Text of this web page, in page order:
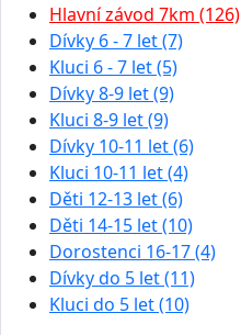
Hlavní závod 7km (126)
Dívky 6 - 7 let (7)
Kluci 6 - 7 let (5)
Dívky 8-9 let (9)
Kluci 8-9 let (9)
Dívky 10-11 let (6)
Kluci 10-11 let (4)
Děti 12-13 let (6)
Děti 14-15 let (10)
Dorostenci 16-17 (4)
Dívky do 5 let (11)
Kluci do 5 let (10)